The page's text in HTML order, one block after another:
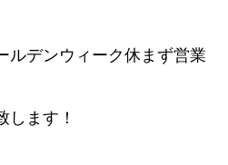
ルデンウィーク休まず営業
します！